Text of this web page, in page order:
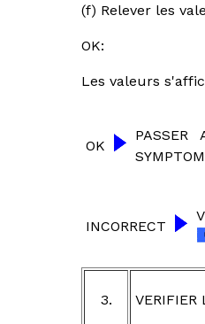
(f) Relever les
OK:
Les valeurs
OK
INCORRECT
3. VERIFIER